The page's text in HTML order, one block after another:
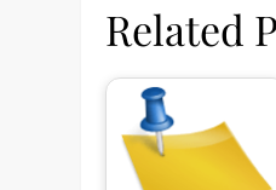
Related